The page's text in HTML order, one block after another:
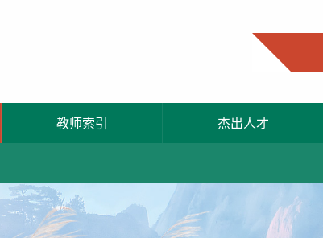
教师索引 杰出人才